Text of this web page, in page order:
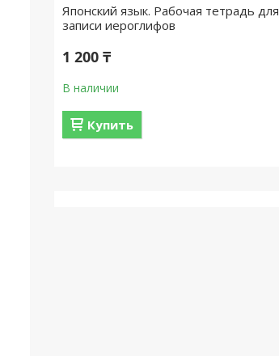
Японский язык. Рабочая тетрадь для
записи иероглифов
1 200 ₸
В наличии
Купить